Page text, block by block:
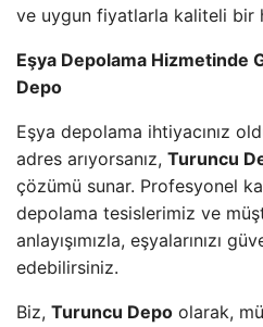
ve uygun fiyatlarla kaliteli bir
Eşya Depolama Hizmetinde
Depo
Eşya depolama ihtiyacınız
adres arıyorsanız, Turuncu
çözümü sunar. Profesyonel
depolama tesislerimiz ve
anlayışımızla, eşyalarınızı
edebilirsiniz.
Biz, Turuncu Depo olarak,